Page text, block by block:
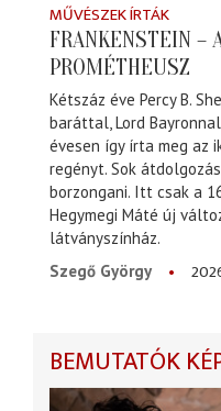
MŰVÉSZEK ÍRTÁK
FRANKENSTEIN –
PROMÉTHEUSZ
Kétszáz éve Percy B.
baráttal, Lord
évesen így írta meg az
regényt. Sok
borzongani. Itt csak a
Hegymegi Máté új
látványszínház.
Szegő György
BEMUTATÓK